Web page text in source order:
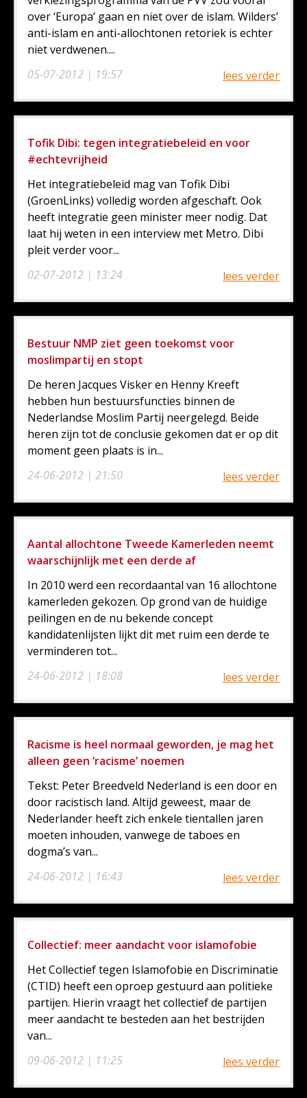
05-07-2012 | 19:57
over ‘Europa’ gaan en niet over de islam. Wilders’
anti-islam en anti-allochtonen retoriek is echter
niet verdwenen....
lees verder
Tofik Dibi: tegen integratiebeleid en voor
#echtevrijheid
02-07-2012 | 13:24
Het integratiebeleid mag van Tofik Dibi
(GroenLinks) volledig worden afgeschaft. Ook
heeft integratie geen minister meer nodig. Dat
laat hij weten in een interview met Metro. Dibi
pleit verder voor...
lees verder
Bestuur NMP ziet geen toekomst voor
moslimpartij en stopt
24-06-2012 | 21:50
De heren Jacques Visker en Henny Kreeft
hebben hun bestuursfuncties binnen de
Nederlandse Moslim Partij neergelegd. Beide
heren zijn tot de conclusie gekomen dat er op dit
moment geen plaats is in...
lees verder
Aantal allochtone Tweede Kamerleden neemt
waarschijnlijk met een derde af
24-06-2012 | 18:08
In 2010 werd een recordaantal van 16 allochtone
kamerleden gekozen. Op grond van de huidige
peilingen en de nu bekende concept
kandidatenlijsten lijkt dit met ruim een derde te
verminderen tot...
lees verder
Racisme is heel normaal geworden, je mag het
alleen geen ‘racisme’ noemen
24-06-2012 | 16:43
Tekst: Peter Breedveld Nederland is een door en
door racistisch land. Altijd geweest, maar de
Nederlander heeft zich enkele tientallen jaren
moeten inhouden, vanwege de taboes en
dogma’s van...
lees verder
Collectief: meer aandacht voor islamofobie
09-06-2012 | 11:25
Het Collectief tegen Islamofobie en Discriminatie
(CTID) heeft een oproep gestuurd aan politieke
partijen. Hierin vraagt het collectief de partijen
meer aandacht te besteden aan het bestrijden
van...
lees verder